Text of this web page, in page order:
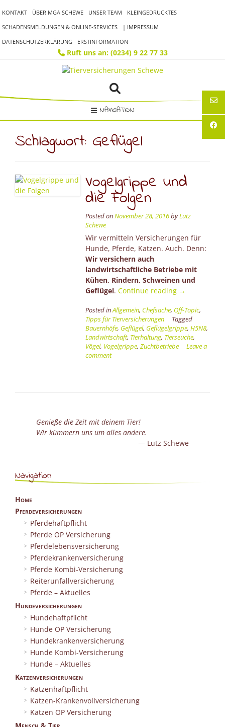
to
content
KONTAKT ÜBER MGA SCHEWE UNSER TEAM
KLEINGEDRUCKTES
SCHADENSMELDUNGEN & ONLINE-SERVICES
| IMPRESSUM
DATENSCHUTZERKLÄRUNG
ERSTINFORMATION
Ruft uns an: (0234) 9 22 77 33
NAVIGATION
Schlagwort: Geflügel
Vogelgrippe und
die Folgen
Posted onNovember 28, 2016byLutz
Schewe
Wir vermitteln Versicherungen für
Hunde, Pferde, Katzen. Auch. Denn:
Wir versichern auch
landwirtschaftliche Betriebe mit
Kühen, Rindern, Schweinen und
Geflügel. Continue reading “Vogelgrippe
die
Folgen”
→
Posted inAllgemein, Chefsache, Off-Topic,
Tipps für Tierversicherungen
Tagged
Bauernhöfe, Geflügel, Geflügelgrippe, H5N8,
Landwirtschaft, Tierhaltung, Tierseuche,
Vögel, Vogelgrippe, Zuchtbetriebe
Leave a
comment
Genieße die Zeit mit deinem Tier!
Wir kümmern uns um alles andere.
Lutz Schewe
Navigation
Home
Pferdeversicherungen
Pferdehaftpflicht
Pferde OP Versicherung
Pferdelebensversicherung
Pferdekrankenversicherung
Pferde Kombi-Versicherung
Reiterunfallversicherung
Pferde – Aktuelles
Hundeversicherungen
Hundehaftpflicht
Hunde OP Versicherung
Hundekrankenversicherung
Hunde Kombi-Versicherung
Hunde – Aktuelles
Katzenversicherungen
Katzenhaftpflicht
Katzen-Krankenvollversicherung
Katzen OP Versicherung